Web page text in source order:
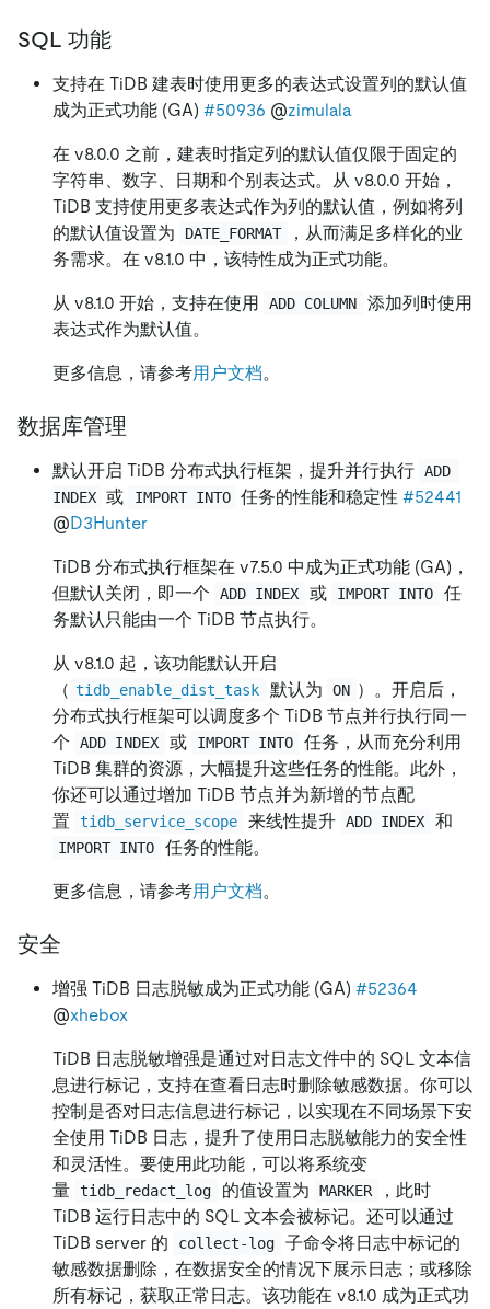
SQL 功能
支持在 TiDB 建表时使用更多的表达式设置列的默认值
成为正式功能 (GA) #50936 @zimulala
在 v8.0.0 之前，建表时指定列的默认值仅限于固定的
字符串、数字、日期和个别表达式。从 v8.0.0 开始，
TiDB 支持使用更多表达式作为列的默认值，例如将列
的默认值设置为
DATE_FORMAT
，从而满足多样化的业
务需求。在 v8.1.0 中，该特性成为正式功能。
从 v8.1.0 开始，支持在使用 ADD COLUMN
添加列时使用
表达式作为默认值。
更多信息，请参考用户文档。
数据库管理
默认开启 TiDB 分布式执行框架，提升并行执行 ADD
INDEX 或 IMPORT INTO 任务的性能和稳定性#52441
@D3Hunter
TiDB 分布式执行框架在 v7.5.0 中成为正式功能 (GA)，
但默认关闭，即一个
ADD INDEX 或 IMPORT INTO
任
务默认只能由一个 TiDB 节点执行。
从 v8.1.0 起，该功能默认开启
（ tidb_enable_dist_task 默认为 ON ）。开启后，
分布式执行框架可以调度多个 TiDB 节点并行执行同一
个
ADD INDEX 或 IMPORT INTO
任务，从而充分利用
TiDB 集群的资源，大幅提升这些任务的性能。此外，
你还可以通过增加 TiDB 节点并为新增的节点配
置
tidb_service_scope 来线性提升 ADD INDEX 和
IMPORT INTO 任务的性能。
更多信息，请参考用户文档。
安全
增强 TiDB 日志脱敏成为正式功能 (GA) #52364
@xhebox
TiDB 日志脱敏增强是通过对日志文件中的 SQL 文本信
息进行标记，支持在查看日志时删除敏感数据。你可以
控制是否对日志信息进行标记，以实现在不同场景下安
全使用 TiDB 日志，提升了使用日志脱敏能力的安全性
和灵活性。要使用此功能，可以将系统变
量 tidb_redact_log 的值设置为 MARKER
，此时
TiDB 运行日志中的 SQL 文本会被标记。还可以通过
TiDB server 的
collect-log
子命令将日志中标记的
敏感数据删除，在数据安全的情况下展示日志；或移除
所有标记，获取正常日志。该功能在 v8.1.0 成为正式功